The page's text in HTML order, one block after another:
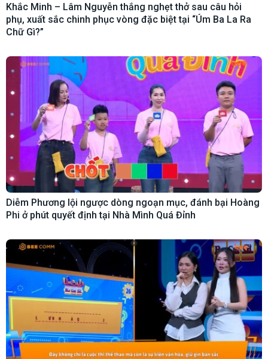
Khắc Minh – Lâm Nguyễn thắng nghẹt thở sau câu hỏi
phụ, xuất sắc chinh phục vòng đặc biệt tại “Úm Ba La Ra
Chữ Gì?”
Diễm Phương lội ngược dòng ngoạn mục, đánh bại Hoàng
Phi ở phút quyết định tại Nhà Mình Quá Đỉnh